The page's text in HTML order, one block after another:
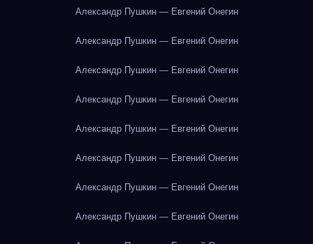
Александр Пушкин — Евгений Онегин
Александр Пушкин — Евгений Онегин
Александр Пушкин — Евгений Онегин
Александр Пушкин — Евгений Онегин
Александр Пушкин — Евгений Онегин
Александр Пушкин — Евгений Онегин
Александр Пушкин — Евгений Онегин
Александр Пушкин — Евгений Онегин